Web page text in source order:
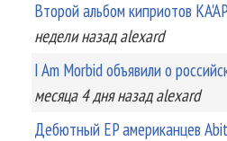
Второй альбом киприотов
неделиназад alexard
I Am Morbid объявили о
месяца 4 дняназад alexard
Дебютный EP американцев